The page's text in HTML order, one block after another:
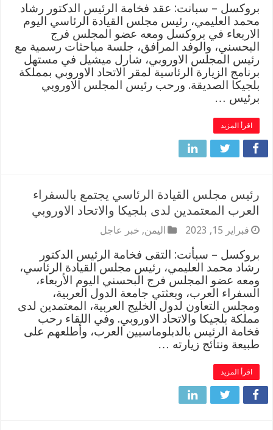
بروكسل – سبانت: عقد فخامة الرئيس الدكتور رشاد
محمد العليمي، رئيس مجلس القيادة الرئاسي اليوم
الاربعاء في بروكسل ومعه عضو المجلس فرج
البحسني، والوفد المرافق، جلسة مباحثات رسمية مع
رئيس المجلس الاوروبي، شارل ميشيل في مستهل
برنامج الزيارة الرئاسية لمقر الاتحاد الاوروبي بمملكة
بلجيكا الصديقة. ورحب رئيس المجلس الاوروبي
برئيس …
اقرأ المزيد
رئيس مجلس القيادة الرئاسي يجتمع بالسفراء
العرب المعتمدين لدى بلجيكا والاتحاد الاوروبي
فبراير 15, 2023 اليمن, خبر عاجل
بروكسل – سبأنت: التقى فخامة الرئيس الدكتور
رشاد محمد العليمي، رئيس مجلس القيادة الرئاسي،
ومعه عضو المجلس فرج البحسني اليوم الأربعاء،
السفراء العرب، وبعثتي جامعة الدول العربية،
ومجلس التعاون لدول الخليج العربية، المعتمدين لدى
مملكة بلجيكا والاتحاد الاوروبي. وفي اللقاء رحب
فخامة الرئيس بالدبلوماسيين العرب، وأطلعهم على
طبيعة ونتائج زيارته …
اقرأ المزيد